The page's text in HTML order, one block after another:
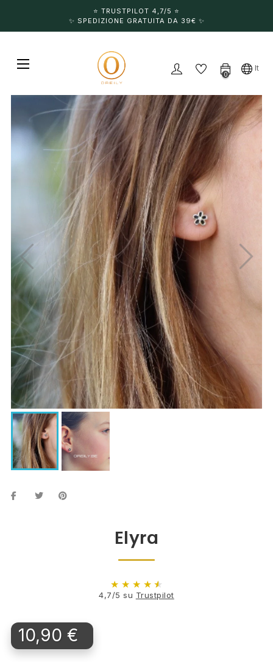
⭐️ TRUSTPILOT 4,7/5 ⭐️
✨ SPEDIZIONE GRATUITA DA 39€ ✨
navigazione Toggle
☰
0
It
Elyra
★ ★ ★ ★ ★
4,7/5 su Trustpilot
10,90 €